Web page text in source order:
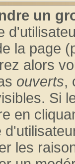
un
la page
alors
ouverts,
Si
en
les